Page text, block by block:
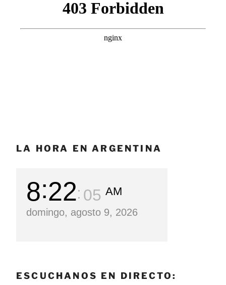
LA HORA EN ARGENTINA
8 22 07 AM
domingo, agosto 9, 2026
ESCUCHANOS EN DIRECTO: